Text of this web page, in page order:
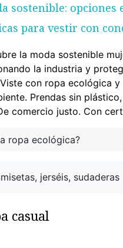
sostenible: opciones
para vestir con
la moda sostenible
la industria y
con ropa ecológica
Prendas sin
comercio justo. Con
ropa ecológica?
jerséis, sudaderas
casual